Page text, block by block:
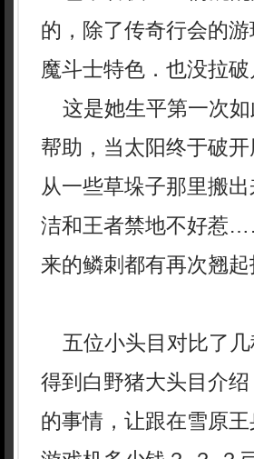
的，除了传奇行会的
魔斗士特色．也没拉
这是她生平第一次如
帮助，当太阳终于破
从一些草垛子那里搬
洁和王者禁地不好惹
来的鳞刺都有再次翘
五位小头目对比了
得到白野猪大头目介
的事情，让跟在雪原